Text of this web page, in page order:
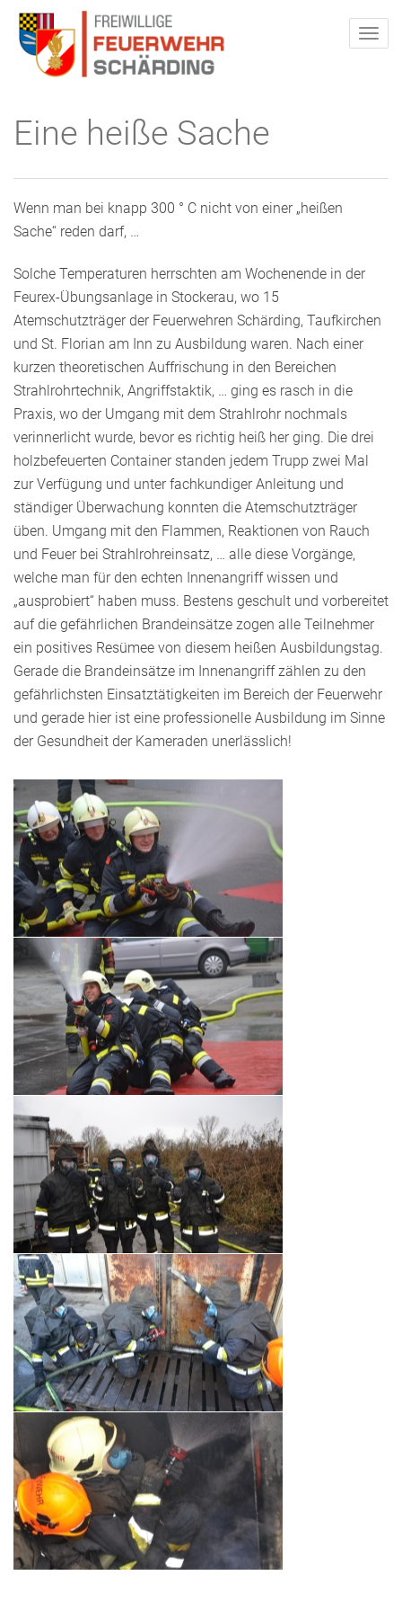
Eine heiße Sache
Wenn man bei knapp 300 ° C nicht von einer „heißen
Sache“ reden darf, …
Solche Temperaturen herrschten am Wochenende in der
Feurex-Übungsanlage in Stockerau, wo 15
Atemschutzträger der Feuerwehren Schärding, Taufkirchen
und St. Florian am Inn zu Ausbildung waren. Nach einer
kurzen theoretischen Auffrischung in den Bereichen
Strahlrohrtechnik, Angriffstaktik, … ging es rasch in die
Praxis, wo der Umgang mit dem Strahlrohr nochmals
verinnerlicht wurde, bevor es richtig heiß her ging. Die drei
holzbefeuerten Container standen jedem Trupp zwei Mal
zur Verfügung und unter fachkundiger Anleitung und
ständiger Überwachung konnten die Atemschutzträger
üben. Umgang mit den Flammen, Reaktionen von Rauch
und Feuer bei Strahlrohreinsatz, … alle diese Vorgänge,
welche man für den echten Innenangriff wissen und
„ausprobiert“ haben muss. Bestens geschult und vorbereitet
auf die gefährlichen Brandeinsätze zogen alle Teilnehmer
ein positives Resümee von diesem heißen Ausbildungstag.
Gerade die Brandeinsätze im Innenangriff zählen zu den
gefährlichsten Einsatztätigkeiten im Bereich der Feuerwehr
und gerade hier ist eine professionelle Ausbildung im Sinne
der Gesundheit der Kameraden unerlässlich!